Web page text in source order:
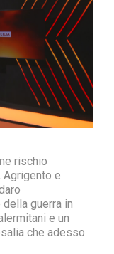
rischio
e
guerra in
e un
che adesso